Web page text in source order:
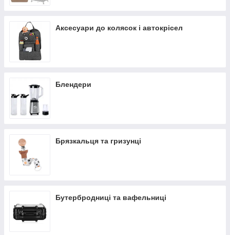
Аксесуари до колясок і автокрісел
Блендери
Брязкальця та гризунці
Бутербродниці та вафельниці